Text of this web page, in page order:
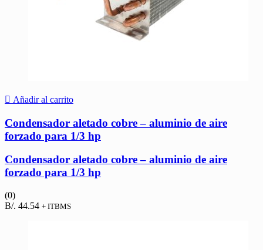
Añadir al carrito
Condensador aletado cobre – aluminio de aire
forzado para 1/3 hp
Condensador aletado cobre – aluminio de aire
forzado para 1/3 hp
(0)
B/. 44.54 + ITBMS